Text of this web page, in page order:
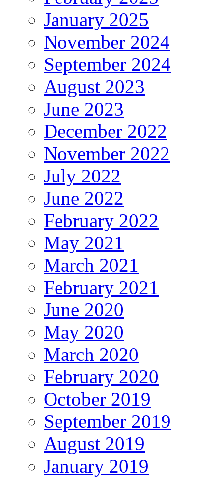
January 2025
November 2024
September 2024
August 2023
June 2023
December 2022
November 2022
July 2022
June 2022
February 2022
May 2021
March 2021
February 2021
June 2020
May 2020
March 2020
February 2020
October 2019
September 2019
August 2019
January 2019